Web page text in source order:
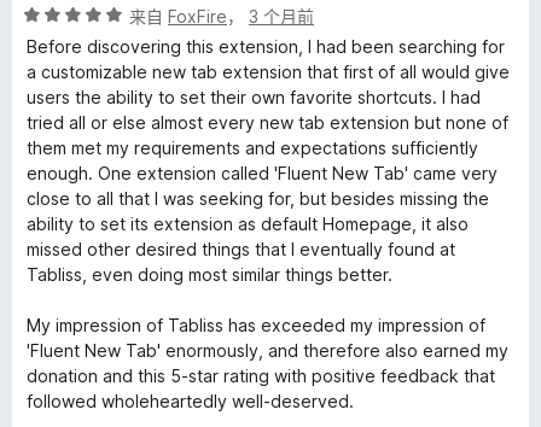
评
分
5
/
5
来自 FoxFire， 3 个月前
Before discovering this extension, I had been searching for
a customizable new tab extension that first of all would give
users the ability to set their own favorite shortcuts. I had
tried all or else almost every new tab extension but none of
them met my requirements and expectations sufficiently
enough. One extension called 'Fluent New Tab' came very
close to all that I was seeking for, but besides missing the
ability to set its extension as default Homepage, it also
missed other desired things that I eventually found at
Tabliss, even doing most similar things better.
My impression of Tabliss has exceeded my impression of
'Fluent New Tab' enormously, and therefore also earned my
donation and this 5-star rating with positive feedback that
followed wholeheartedly well-deserved.